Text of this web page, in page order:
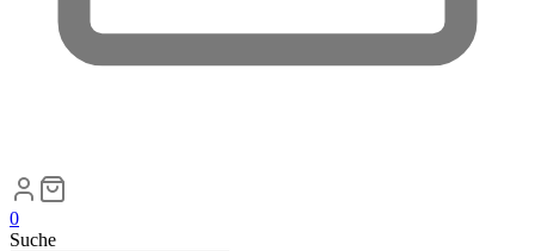
0
Suche